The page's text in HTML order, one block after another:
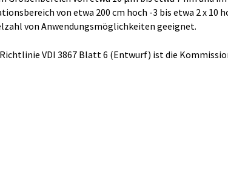
von etwa 200 cm hoch -3 bis etwa 2 x 10
von Anwendungsmöglichkeiten geeignet.
VDI 3867 Blatt 6 (Entwurf) ist die